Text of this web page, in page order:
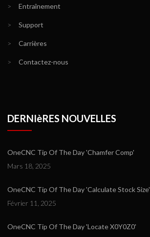
> Entraînement
> Support
> Carrières
> Contactez-nous
DERNIèRES NOUVELLES
OneCNC Tip Of The Day 'Chamfer Comp'
Mars 18, 2025
OneCNC Tip Of The Day 'Calculate Stock Size'
Février 11, 2025
OneCNC Tip Of The Day 'Locate X0Y0Z0'